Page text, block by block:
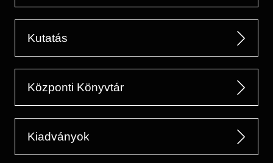
Kutatás
Központi Könyvtár
Kiadványok